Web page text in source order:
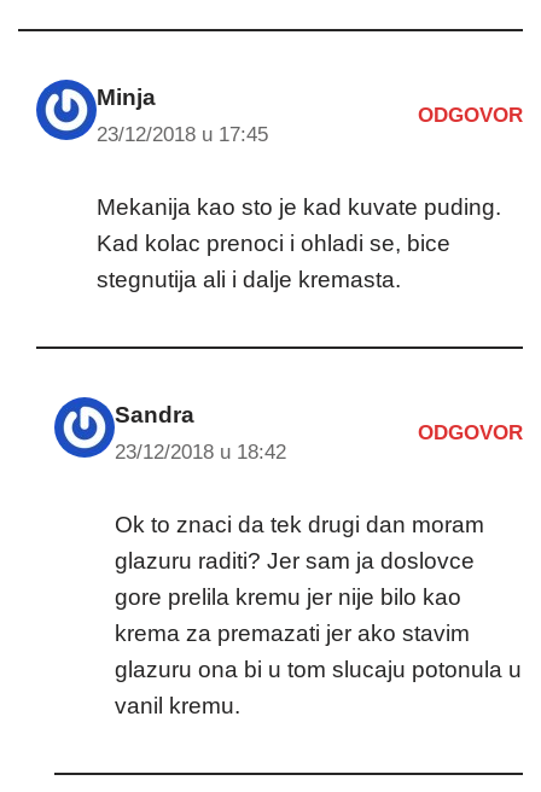
Minja
23/12/2018 u 17:45
ODGOVOR
Mekanija kao sto je kad kuvate puding.
Kad kolac prenoci i ohladi se, bice
stegnutija ali i dalje kremasta.
Sandra
23/12/2018 u 18:42
ODGOVOR
Ok to znaci da tek drugi dan moram
glazuru raditi? Jer sam ja doslovce
gore prelila kremu jer nije bilo kao
krema za premazati jer ako stavim
glazuru ona bi u tom slucaju potonula u
vanil kremu.